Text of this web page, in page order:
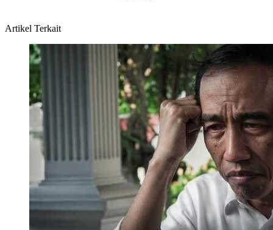
Artikel Terkait